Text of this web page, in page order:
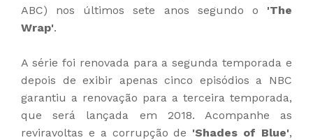
ABC) nos últimos sete anos segundo o 'The
Wrap'.
A série foi renovada para a segunda temporada e
depois de exibir apenas cinco episódios a NBC
garantiu a renovação para a terceira temporada,
que será lançada em 2018. Acompanhe as
reviravoltas e a corrupção de 'Shades of Blue',